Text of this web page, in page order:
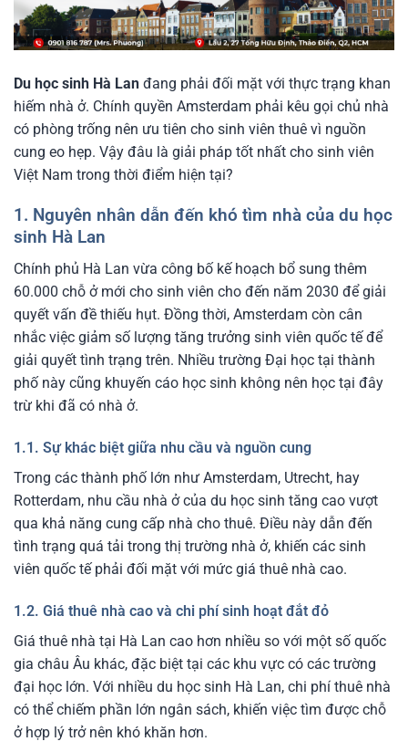
Du học sinh Hà Lan đang phải đối mặt với thực trạng khan
hiếm nhà ở. Chính quyền Amsterdam phải kêu gọi chủ nhà
có phòng trống nên ưu tiên cho sinh viên thuê vì nguồn
cung eo hẹp. Vậy đâu là giải pháp tốt nhất cho sinh viên
Việt Nam trong thời điểm hiện tại?
1. Nguyên nhân dẫn đến khó tìm nhà của du học
sinh Hà Lan
Chính phủ Hà Lan vừa công bố kế hoạch bổ sung thêm
60.000 chỗ ở mới cho sinh viên cho đến năm 2030 để giải
quyết vấn đề thiếu hụt. Đồng thời, Amsterdam còn cân
nhắc việc giảm số lượng tăng trưởng sinh viên quốc tế để
giải quyết tình trạng trên. Nhiều trường Đại học tại thành
phố này cũng khuyến cáo học sinh không nên học tại đây
trừ khi đã có nhà ở.
1.1. Sự khác biệt giữa nhu cầu và nguồn cung
Trong các thành phố lớn như Amsterdam, Utrecht, hay
Rotterdam, nhu cầu nhà ở của du học sinh tăng cao vượt
qua khả năng cung cấp nhà cho thuê. Điều này dẫn đến
tình trạng quá tải trong thị trường nhà ở, khiến các sinh
viên quốc tế phải đối mặt với mức giá thuê nhà cao.
1.2. Giá thuê nhà cao và chi phí sinh hoạt đắt đỏ
Giá thuê nhà tại Hà Lan cao hơn nhiều so với một số quốc
gia châu Âu khác, đặc biệt tại các khu vực có các trường
đại học lớn. Với nhiều du học sinh Hà Lan, chi phí thuê nhà
có thể chiếm phần lớn ngân sách, khiến việc tìm được chỗ
ở hợp lý trở nên khó khăn hơn.